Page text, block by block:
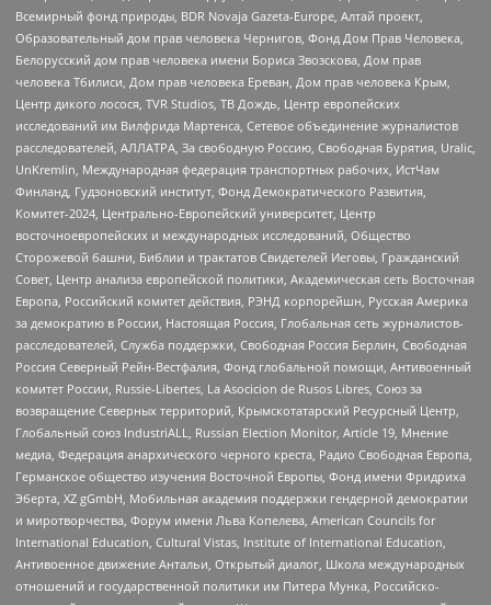
Всемирный фонд природы, BDR Novaja Gazeta-Europe, Алтай проект,
Образовательный дом прав человека Чернигов, Фонд Дом Прав Человека,
Белорусский дом прав человека имени Бориса Звозскова, Дом прав
человека Тбилиси, Дом прав человека Ереван, Дом прав человека Крым,
Центр дикого лосося, TVR Studios, ТВ Дождь, Центр европейских
исследований им Вилфрида Мартенса, Сетевое объединение журналистов
расследователей, АЛЛАТРА, За свободную Россию, Свободная Бурятия, Uralic,
UnKremlin, Международная федерация транспортных рабочих, ИстЧам
Финланд, Гудзоновский институт, Фонд Демократического Развития,
Комитет-2024, Центрально-Европейский университет, Центр
восточноевропейских и международных исследований, Общество
Сторожевой башни, Библии и трактатов Свидетелей Иеговы, Гражданский
Совет, Центр анализа европейской политики, Академическая сеть Восточная
Европа, Российский комитет действия, РЭНД корпорейшн, Русская Америка
за демократию в России, Настоящая Россия, Глобальная сеть журналистов-
расследователей, Служба поддержки, Свободная Россия Берлин, Свободная
Россия Северный Рейн-Вестфалия, Фонд глобальной помощи, Антивоенный
комитет России, Russie-Libertes, La Asocicion de Rusos Libres, Союз за
возвращение Северных территорий, Крымскотатарский Ресурсный Центр,
Глобальный союз IndustriALL, Russian Election Monitor, Article 19, Мнение
медиа, Федерация анархического черного креста, Радио Свободная Европа,
Германское общество изучения Восточной Европы, Фонд имени Фридриха
Эберта, XZ gGmbH, Мобильная академия поддержки гендерной демократии
и миротворчества, Форум имени Льва Копелева, American Councils for
International Education, Cultural Vistas, Institute of International Education,
Антивоенное движение Антальи, Открытый диалог, Школа международных
отношений и государственной политики им Питера Мунка, Российско-